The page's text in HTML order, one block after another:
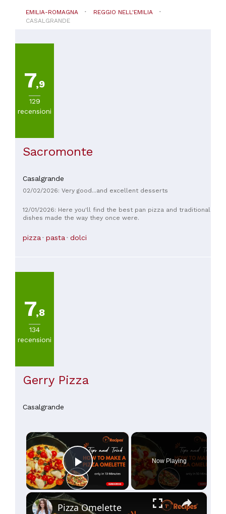
EMILIA-ROMAGNA
REGGIO NELL'EMILIA
CASALGRANDE
7,9
129
recensioni
Sacromonte
Casalgrande
02/02/2026: Very good...and excellent desserts
12/01/2026: Here you'll find the best pan pizza and traditional
dishes made the way they once were.
pizza pasta dolci
7,8
134
recensioni
Gerry Pizza
Casalgrande
×
Play Video
Now Playing
×
Pizza Omelette